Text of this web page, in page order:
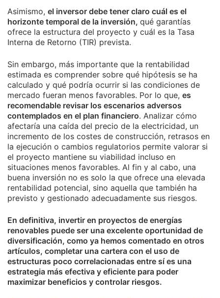
Asimismo, el inversor debe tener claro cuál es el
horizonte temporal de la inversión, qué garantías
ofrece la estructura del proyecto y cuál es la Tasa
Interna de Retorno (TIR) prevista.
Sin embargo, más importante que la rentabilidad
estimada es comprender sobre qué hipótesis se ha
calculado y qué podría ocurrir si las condiciones de
mercado fueran menos favorables. Por lo que, es
recomendable revisar los escenarios adversos
contemplados en el plan financiero. Analizar cómo
afectaría una caída del precio de la electricidad, un
incremento de los costes de construcción, retrasos en
la ejecución o cambios regulatorios permite valorar si
el proyecto mantiene su viabilidad incluso en
situaciones menos favorables. Al fin y al cabo, una
buena inversión no es solo la que ofrece una elevada
rentabilidad potencial, sino aquella que también ha
previsto y gestionado adecuadamente sus riesgos.
En definitiva, invertir en proyectos de energías
renovables puede ser una excelente oportunidad de
diversificación, como ya hemos comentado en otros
artículos, completar una cartera con el uso de
estructuras poco correlacionadas entre sí es una
estrategia más efectiva y eficiente para poder
maximizar beneficios y controlar riesgos.